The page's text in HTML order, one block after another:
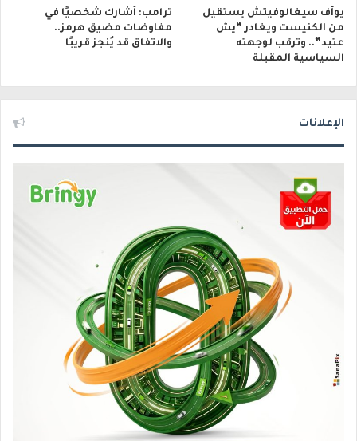
يوآف سيغالوفيتش يستقيل
من الكنيست ويغادر “يش
عتيد”.. وترقب لوجهته
السياسية المقبلة
ترامب: أشارك شخصيًا في
مفاوضات مضيق هرمز..
والاتفاق قد يُنجز قريبًا
الإعلانات